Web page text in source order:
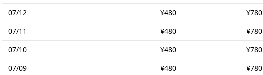
07/12
¥480 ¥780
07/11
¥480 ¥780
07/10
¥480 ¥780
07/09
¥480 ¥780